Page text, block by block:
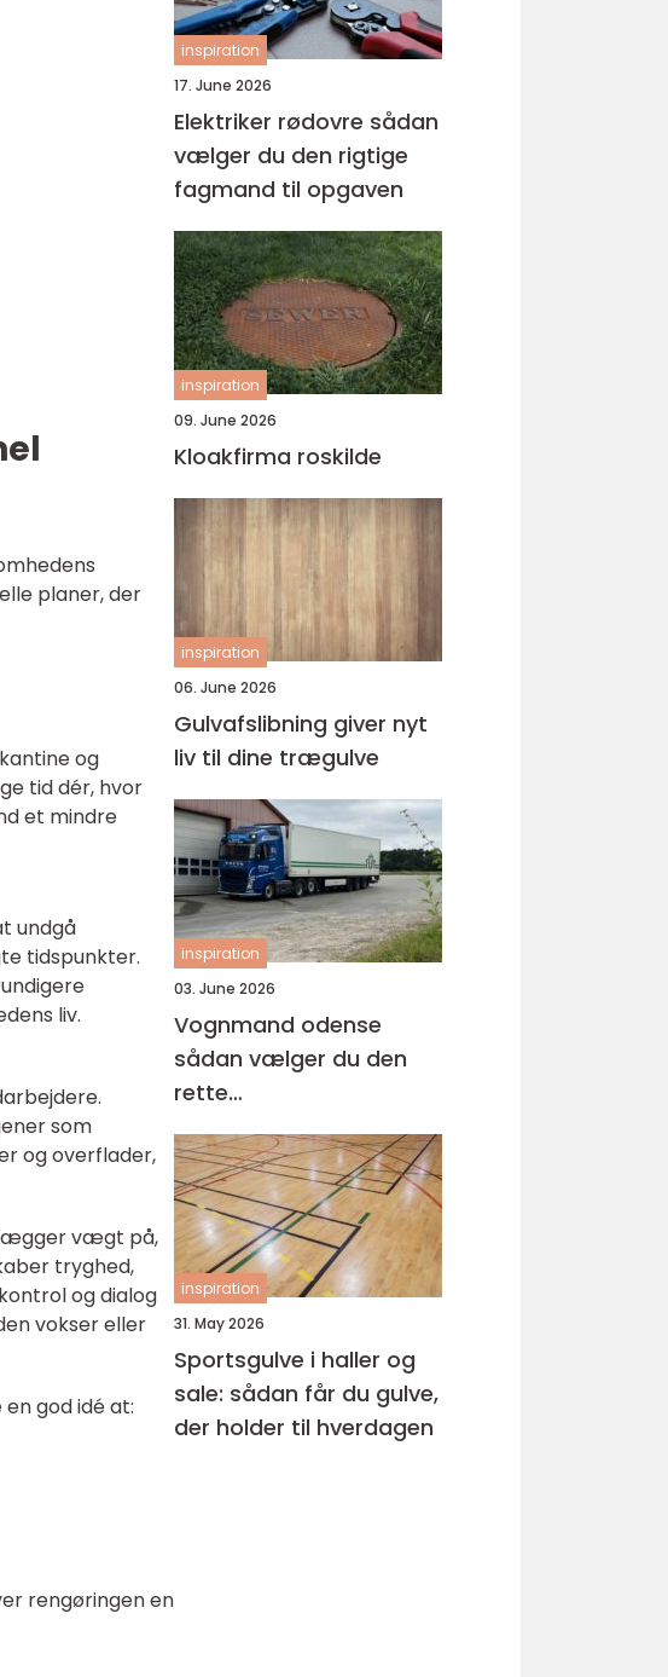
planer, der
og
tid dér, hvor
et mindre
undgå
tidspunkter.
liv.
som
og overflader,
lægger vægt på,
tryghed,
og dialog
vokser eller
god idé at:
rengøringen en
inspiration
17. June 2026
Elektriker rødovre sådan
vælger du den rigtige
fagmand til opgaven
inspiration
09. June 2026
Kloakfirma roskilde
inspiration
06. June 2026
Gulvafslibning giver nyt
liv til dine trægulve
inspiration
03. June 2026
Vognmand odense
sådan vælger du den
rette
samarbejdspartner
inspiration
31. May 2026
Sportsgulve i haller og
sale: sådan får du gulve,
der holder til hverdagen